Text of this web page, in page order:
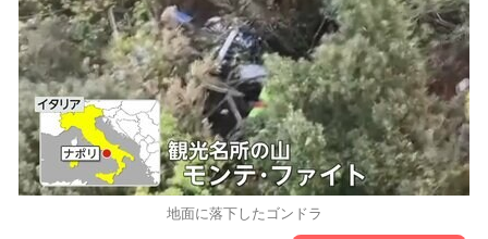
地面に落下したゴンドラ